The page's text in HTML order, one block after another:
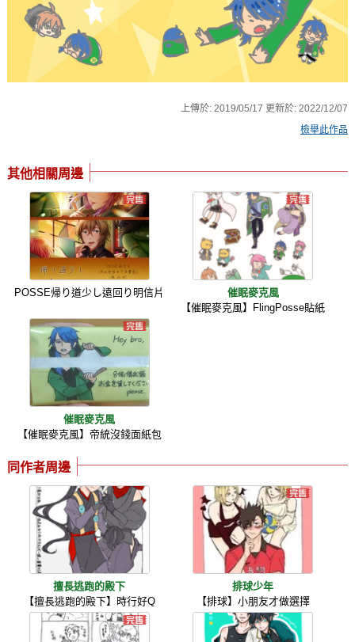
上傳於:2019/05/17 更新於:2022/12/07
檢舉此作品
其他相關周邊
POSSE帰り道少し遠回り明信片
催眠麥克風
【催眠麥克風】FlingPosse貼紙
催眠麥克風
【催眠麥克風】帝統沒錢面紙包
同作者周邊
擅長逃跑的殿下
【擅長逃跑的殿下】時行好Q
排球少年
【排球】小朋友才做選擇